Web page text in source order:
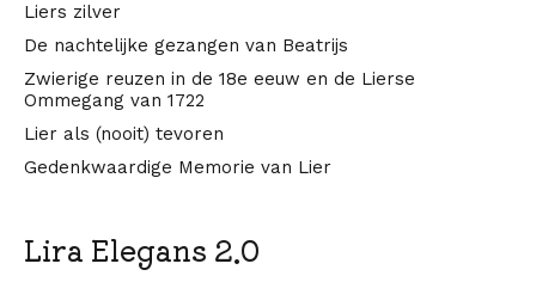
Liers zilver
De nachtelijke gezangen van Beatrijs
Zwierige reuzen in de 18e eeuw en de Lierse
Ommegang van 1722
Lier als (nooit) tevoren
Gedenkwaardige Memorie van Lier
Lira Elegans 2.0